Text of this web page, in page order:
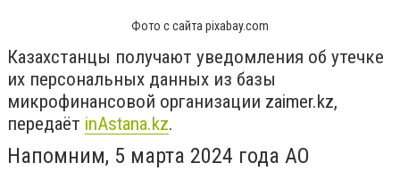
Фото с сайта pixabay.com
Казахстанцы получают уведомления об утечке
их персональных данных из базы
микрофинансовой организации zaimer.kz,
передаёт inАstana.kz.
Напомним, 5 марта 2024 года АО